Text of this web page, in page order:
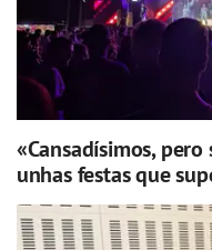
«Cansadísimos,
unhas festas que